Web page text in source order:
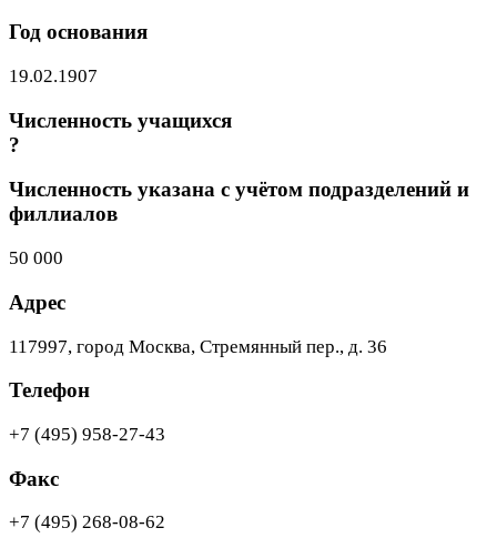
Год основания
19.02.1907
Численность учащихся
?
Численность указана с учётом подразделений и
филлиалов
50 000
Адрес
117997, город Москва, Стремянный пер., д. 36
Телефон
+7 (495) 958-27-43
Факс
+7 (495) 268-08-62